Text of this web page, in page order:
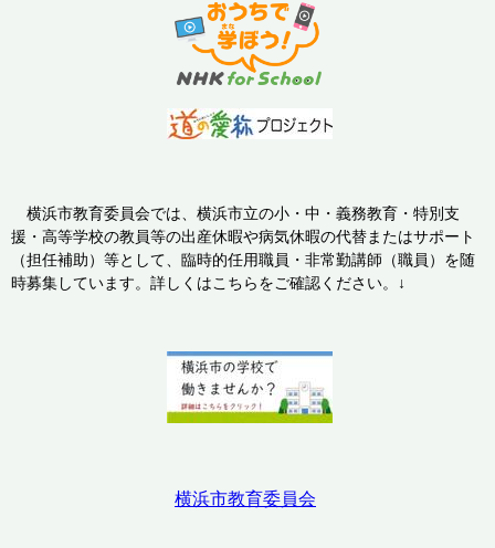
横浜市教育委員会では、横浜市立の小・中・義務教育・特別支
援・高等学校の教員等の出産休暇や病気休暇の代替またはサポート
（担任補助）等として、臨時的任用職員・非常勤講師（職員）を随
時募集しています。詳しくはこちらをご確認ください。↓
横浜市教育委員会